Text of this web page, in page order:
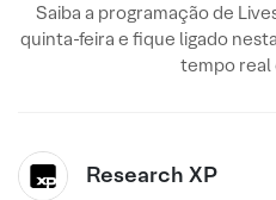
Saiba a programação de
quinta-feira e fique ligado
tempo real
Research XP